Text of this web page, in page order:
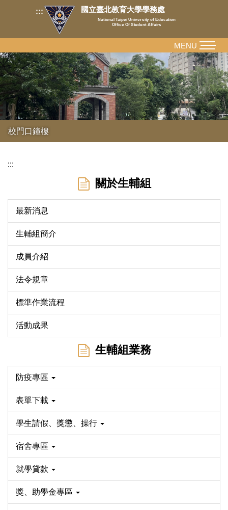
內
容
區
::: 國立臺北教育大學學務處
National Taipei University of Education
Office Of Student Affairs
校門口鐘樓
MENU
:::
關於生輔組
最新消息
生輔組簡介
成員介紹
法令規章
標準作業流程
活動成果
生輔組業務
防疫專區
表單下載
學生請假、獎懲、操行
宿舍專區
就學貸款
獎、助學金專區